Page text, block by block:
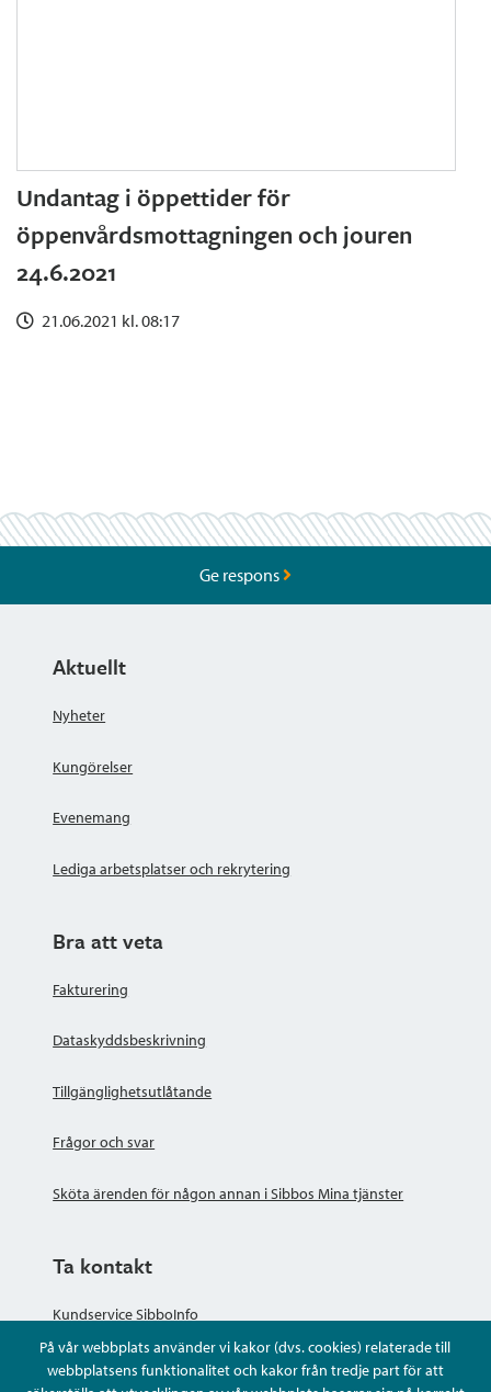
Undantag i öppettider för
öppenvårdsmottagningen och jouren
24.6.2021
21.06.2021 kl. 08:17
På vår webbplats använder vi kakor (dvs. cookies) relaterade till
webbplatsens funktionalitet och kakor från tredje part för att
Ge respons
Aktuellt
Nyheter
Kungörelser
Evenemang
Lediga arbetsplatser och rekrytering
Bra att veta
Fakturering
Dataskyddsbeskrivning
Tillgänglighetsutlåtande
Frågor och svar
Sköta ärenden för någon annan i Sibbos Mina tjänster
Ta kontakt
Kundservice SibboInfo
Ge anonym respons